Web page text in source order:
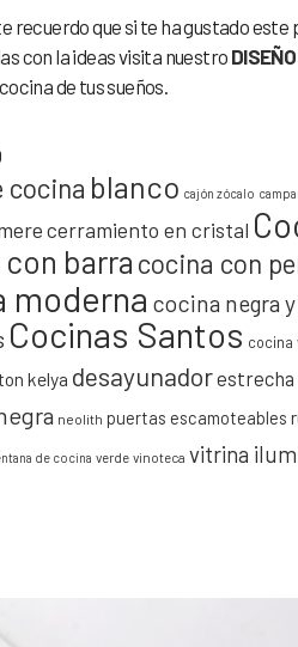
recuerdo que si te ha gustado
con la ideas visita nuestro
de tus sueños.
cocina blanco cajón zócalo
cerramiento en cristal
barra cocina con
moderna cocina negra
Cocinas Santos cocina
kelya desayunadorestrecha
neolith puertas escamoteables
de cocina verde vinoteca vitrina